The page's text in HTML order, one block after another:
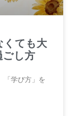
くても大
ごし方
「学び方」を